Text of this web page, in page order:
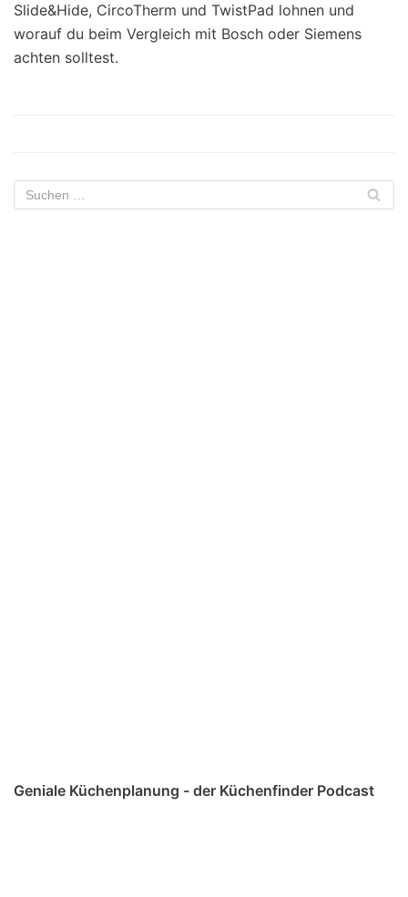
Slide&Hide, CircoTherm und TwistPad lohnen und
worauf du beim Vergleich mit Bosch oder Siemens
achten solltest.
Geniale Küchenplanung - der Küchenfinder Podcast